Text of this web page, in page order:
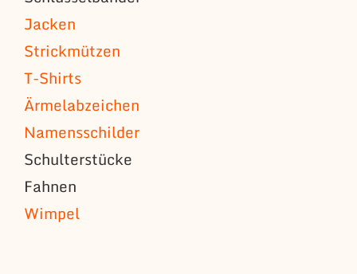
Jacken
Strickmützen
T-Shirts
Ärmelabzeichen
Namensschilder
Schulterstücke
Fahnen
Wimpel